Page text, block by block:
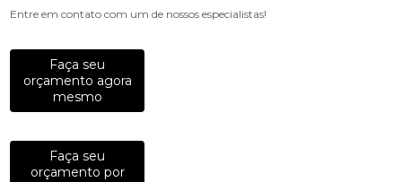
Entre em contato com um de nossos especialistas!
Faça seu
orçamento agora
mesmo
Faça seu
orçamento por